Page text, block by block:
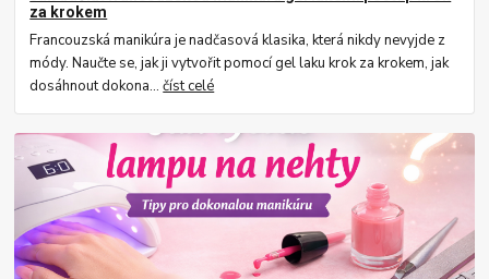
za krokem
Francouzská manikúra je nadčasová klasika, která nikdy nevyjde z
módy. Naučte se, jak ji vytvořit pomocí gel laku krok za krokem, jak
dosáhnout dokona...číst celé